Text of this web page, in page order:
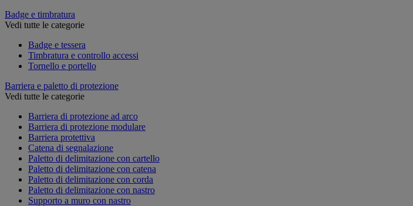
Badge e timbratura
Vedi tutte le categorie
Badge e tessera
Timbratura e controllo accessi
Tornello e portello
Barriera e paletto di protezione
Vedi tutte le categorie
Barriera di protezione ad arco
Barriera di protezione modulare
Barriera protettiva
Catena di segnalazione
Paletto di delimitazione con cartello
Paletto di delimitazione con catena
Paletto di delimitazione con corda
Paletto di delimitazione con nastro
Supporto a muro con nastro